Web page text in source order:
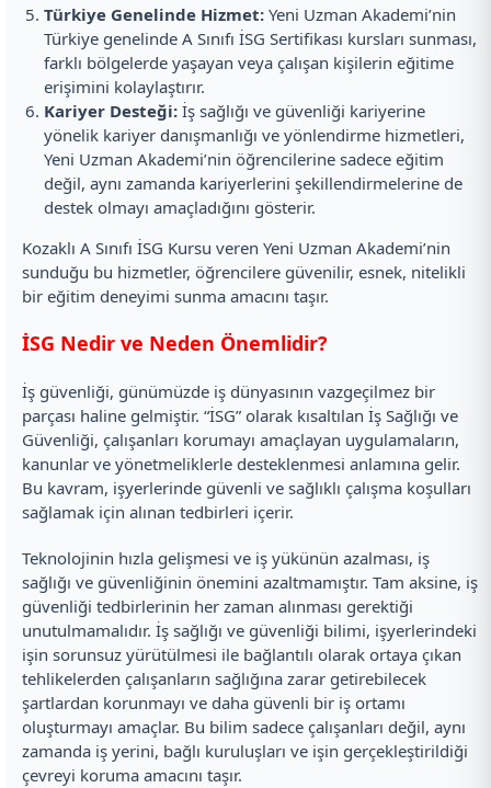
Türkiye Genelinde Hizmet: Yeni Uzman Akademi’nin
Türkiye genelinde A Sınıfı İSG Sertifikası kursları sunması,
farklı bölgelerde yaşayan veya çalışan kişilerin eğitime
erişimini kolaylaştırır.
Kariyer Desteği: İş sağlığı ve güvenliği kariyerine
yönelik kariyer danışmanlığı ve yönlendirme hizmetleri,
Yeni Uzman Akademi’nin öğrencilerine sadece eğitim
değil, aynı zamanda kariyerlerini şekillendirmelerine de
destek olmayı amaçladığını gösterir.
Kozaklı A Sınıfı İSG Kursu veren Yeni Uzman Akademi’nin
sunduğu bu hizmetler, öğrencilere güvenilir, esnek, nitelikli
bir eğitim deneyimi sunma amacını taşır.
İSG Nedir ve Neden Önemlidir?
İş güvenliği, günümüzde iş dünyasının vazgeçilmez bir
parçası haline gelmiştir. “İSG” olarak kısaltılan İş Sağlığı ve
Güvenliği, çalışanları korumayı amaçlayan uygulamaların,
kanunlar ve yönetmeliklerle desteklenmesi anlamına gelir.
Bu kavram, işyerlerinde güvenli ve sağlıklı çalışma koşulları
sağlamak için alınan tedbirleri içerir.
Teknolojinin hızla gelişmesi ve iş yükünün azalması, iş
sağlığı ve güvenliğinin önemini azaltmamıştır. Tam aksine, iş
güvenliği tedbirlerinin her zaman alınması gerektiği
unutulmamalıdır. İş sağlığı ve güvenliği bilimi, işyerlerindeki
işin sorunsuz yürütülmesi ile bağlantılı olarak ortaya çıkan
tehlikelerden çalışanların sağlığına zarar getirebilecek
şartlardan korunmayı ve daha güvenli bir iş ortamı
oluşturmayı amaçlar. Bu bilim sadece çalışanları değil, aynı
zamanda iş yerini, bağlı kuruluşları ve işin gerçekleştirildiği
çevreyi koruma amacını taşır.